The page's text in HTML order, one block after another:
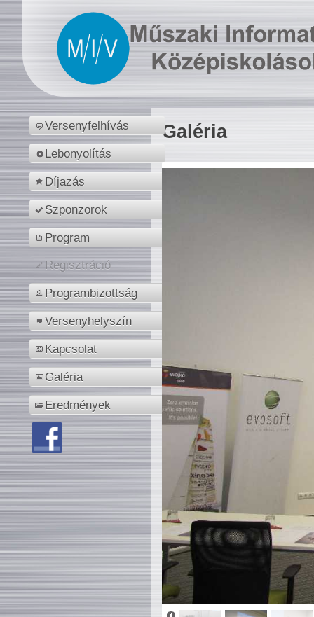
Versenyfelhívás
Lebonyolítás
Díjazás
Szponzorok
Program
Regisztráció
Programbizottság
Versenyhelyszín
Kapcsolat
Galéria
Eredmények
Galéria